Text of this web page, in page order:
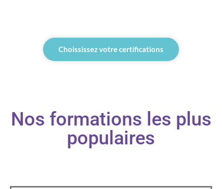
Choississez votre certifications
Nos formations les plus
populaires